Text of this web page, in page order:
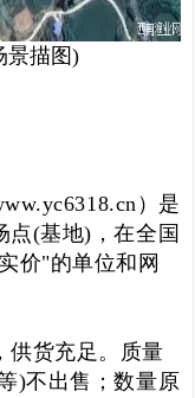
景描图)
）是
点(基地)，在全国
价"的单位和网
供货充足。质量
)不出售；数量原